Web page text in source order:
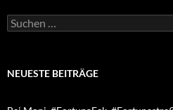
Suchen
nach:
NEUESTE BEITRÄGE